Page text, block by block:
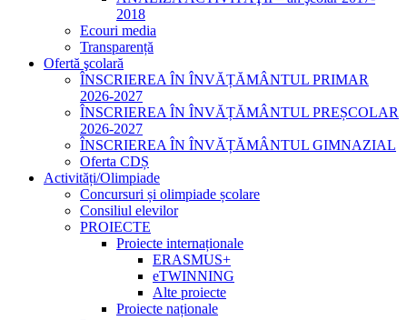
2018
Ecouri media
Transparență
Ofertă şcolară
ÎNSCRIEREA ÎN ÎNVĂȚĂMÂNTUL PRIMAR
2026-2027
ÎNSCRIEREA ÎN ÎNVĂȚĂMÂNTUL PREȘCOLAR
2026-2027
ÎNSCRIEREA ÎN ÎNVĂȚĂMÂNTUL GIMNAZIAL
Oferta CDȘ
Activități/Olimpiade
Concursuri și olimpiade școlare
Consiliul elevilor
PROIECTE
Proiecte internaționale
ERASMUS+
eTWINNING
Alte proiecte
Proiecte naționale